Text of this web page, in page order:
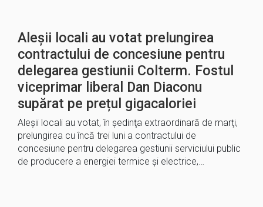
Aleşii locali au votat prelungirea
contractului de concesiune pentru
delegarea gestiunii Colterm. Fostul
viceprimar liberal Dan Diaconu
supărat pe prețul gigacaloriei
Aleşii locali au votat, în şedinţa extraordinară de marţi,
prelungirea cu încă trei luni a contractului de
concesiune pentru delegarea gestiunii serviciului public
de producere a energiei termice şi electrice,…